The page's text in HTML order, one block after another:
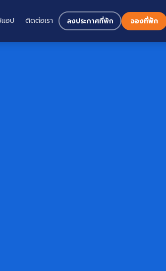
แอป ติดต่อเรา ลงประกาศที่พัก จองที่พัก